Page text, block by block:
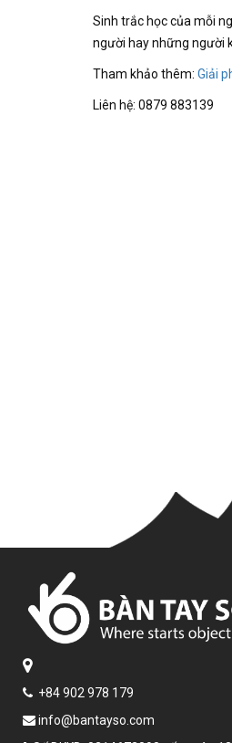
Sinh trắc học của mỗi
người hay những người
Tham khảo thêm: Giải
Liên hệ: 0879 883139
+84 902 978 179
info@bantayso.com